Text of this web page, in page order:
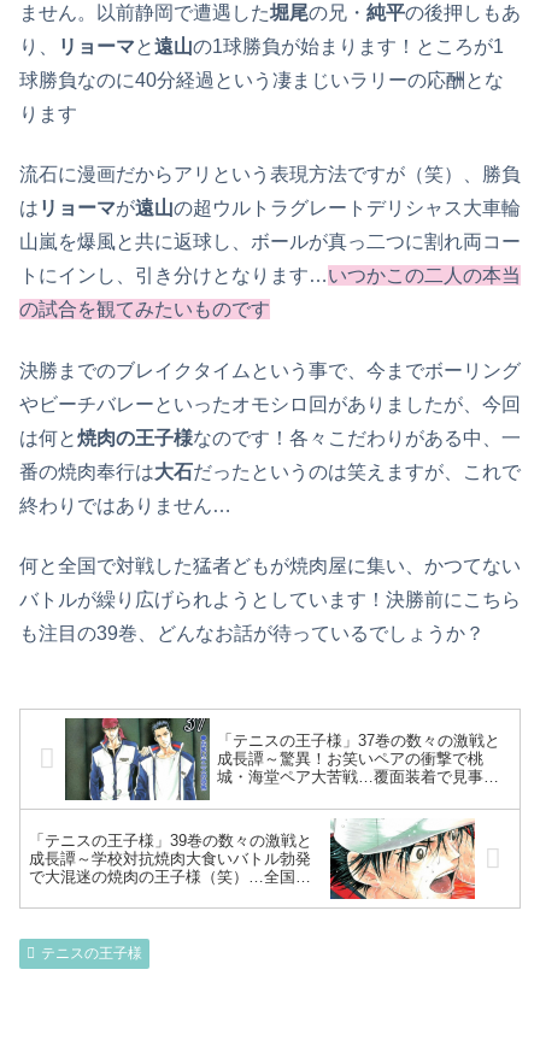
ません。以前静岡で遭遇した堀尾の兄・ 純平の後押しもあ
り、
リョーマと遠山の1球勝負が始まります！ところが1
球勝負なのに40分経過という凄まじいラリーの応酬とな
ります
流石に漫画だからアリという表現方法ですが（笑）、勝負
は リョーマが遠山の超ウルトラグレートデリシャス大車輪
山嵐を爆風と共に返球し、ボールが真っ二つに割れ両コー
トにインし、引き分けとなります…いつかこの二人の本当
の試合を観てみたいものです
決勝までのブレイクタイムという事で、今までボーリング
やビーチバレーといったオモシロ回がありましたが、今回
は何と焼肉の王子様なのです！各々こだわりがある中、一
番の焼肉奉行は大石だったというのは笑えますが、これで
終わりではありません…
何と全国で対戦した猛者どもが焼肉屋に集い、かつてない
バトルが繰り広げられようとしています！決勝前にこちら
も注目の39巻、どんなお話が待っているでしょうか？
「テニスの王子様」37巻の数々の激戦と
成長譚～驚異！お笑いペアの衝撃で桃
城・海堂ペア大苦戦…覆面装着で見事な
を信じた執念の河村のど根性～
「テニスの王子様」39巻の数々の激戦と
成長譚～学校対抗焼肉大食いバトル勃発
で大混迷の焼肉の王子様（笑）…全国大
の頂上決戦～
テニスの王子様